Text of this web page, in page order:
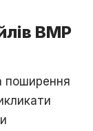
BMP
поширення